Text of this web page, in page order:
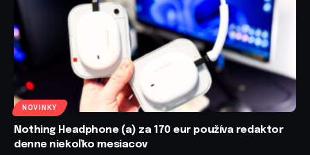
NOVINKY
Nothing Headphone (a) za 170 eur používa redaktor
denne niekoľko mesiacov